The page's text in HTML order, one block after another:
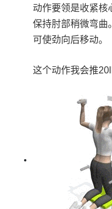
动作要领是收紧核
保持肘部稍微弯曲
可使劲向后移动。
这个动作我会推